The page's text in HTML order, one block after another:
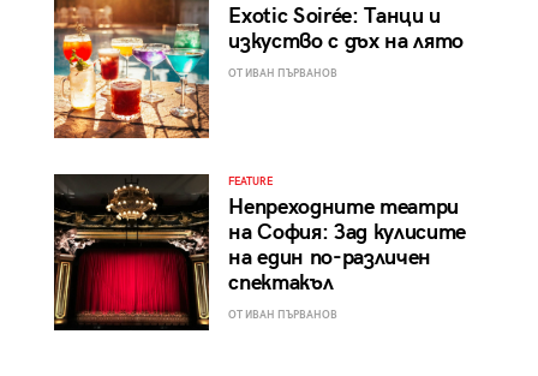
Exotic Soirée: Танци и
изкуство с дъх на лято
ОТ ИВАН ПЪРВАНОВ
FEATURE
Непреходните театри
на София: Зад кулисите
на един по-различен
спектакъл
ОТ ИВАН ПЪРВАНОВ